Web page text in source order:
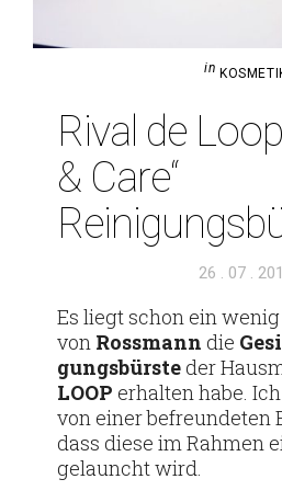
in
Rival de
& Care“
26 . 07 .
Es liegt schon ein
von Ross­mann die
gungs­bürste der
LOOP erhalten habe.
von einer befreun­deten
dass diese im Rahmen
gelauncht wird.